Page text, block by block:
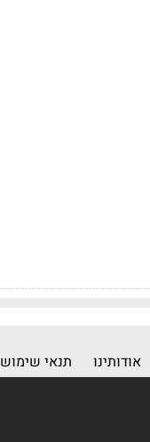
אודותינו תנאי שימוש